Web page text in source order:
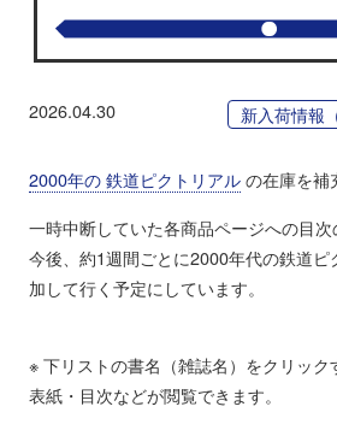
2026.04.30 新入荷情報
2000年の 鉄道ピクトリアルの在庫を補
一時中断していた各商品ページへの目次
今後、約1週間ごとに2000年代の鉄道ピ
加して行く予定にしています。
※ 下リストの書名（雑誌名）をクリッ
表紙・目次などが閲覧できます。